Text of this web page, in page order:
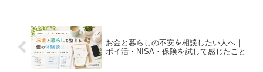
お金と暮らしの不安を相談したい人へ｜
ポイ活・NISA・保険を試して感じたこと